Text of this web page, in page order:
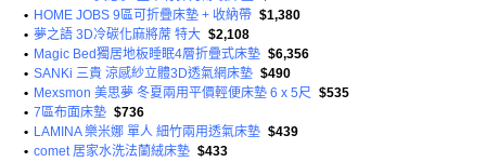
• HOME JOBS 9區可折疊床墊 + 收納帶 $1,380
• 夢之語 3D冷碳化麻將蓆 特大 $2,108
• Magic Bed獨居地板睡眠4層折疊式床墊 $6,356
• SANKi 三貴 涼感紗立體3D透氣網床墊 $490
• Mexsmon 美思夢 冬夏兩用平價輕便床墊 6 x 5尺 $535
• 7區布面床墊 $736
• LAMINA 樂米娜 單人 細竹兩用透氣床墊 $439
• comet 居家水洗法蘭絨床墊 $433